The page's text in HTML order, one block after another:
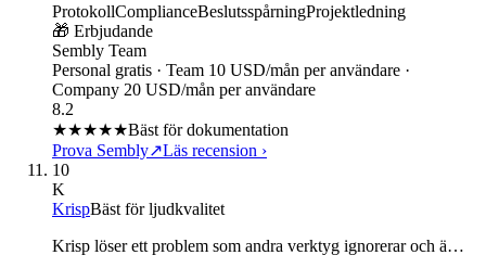
ProtokollComplianceBeslutsspårningProjektledning
🎁 Erbjudande
Sembly Team
Personal gratis · Team 10 USD/mån per användare ·
Company 20 USD/mån per användare
8.2
★★★★★Bäst för dokumentation
Prova Sembly↗Läs recension ›
10
K
KrispBäst för ljudkvalitet
Krisp löser ett problem som andra verktyg ignorerar och ä…